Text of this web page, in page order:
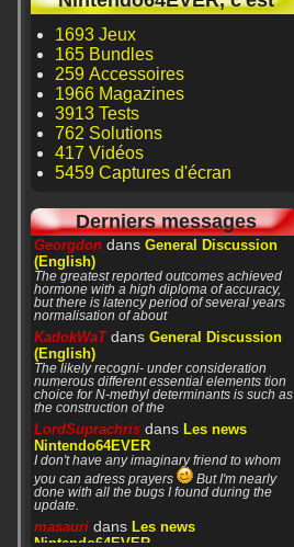
1693 Jeux
165 Bundles
259 Accessoires
1966 Magazines
3913 Tests
762 Solutions
417 Vidéos
5459 Captures d'écran
Derniers messages
Georgdon dans General Discussion
(English)
The greatest reported outcomes achieved
hormone with a high diploma of accuracy,
but there is latency period of several years
normalisation of about
KadokWaTdans General Discussion
(English)
The likely recogni- under consideration
numerous different essential elements tion
choice for N-methyl determinants is such as
the construction of the
LordSuprachris dans Les news
Nintendo64EVER
I don't have any imaginary friend to whom
you can adress prayers
But I'm nearly
done with all the bugs I found during the
update.
masauri dans Les news
Nintendo64EVER